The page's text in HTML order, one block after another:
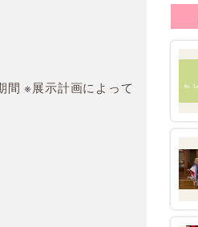
間 ※展示計画によって